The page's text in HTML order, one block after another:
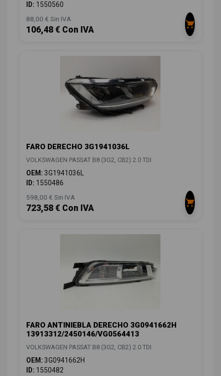
ID: 1550560
88,00 € Sin IVA
106,48 € Con IVA
FARO DERECHO 3G1941036L
VOLKSWAGEN PASSAT B8 (3G2, CB2) 2.0 TDI
OEM: 3G1941036L
ID: 1550486
598,00 € Sin IVA
723,58 € Con IVA
FARO ANTINIEBLA DERECHO 3G0941662H
13913312/2450146/VG0564413
VOLKSWAGEN PASSAT B8 (3G2, CB2) 2.0 TDI
OEM: 3G0941662H
ID: 1550482